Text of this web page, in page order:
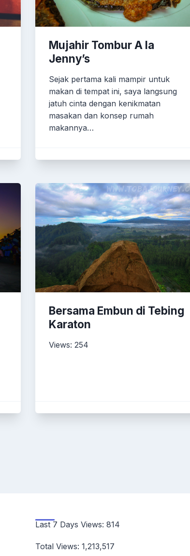
Mujahir Tombur A la
Jenny’s
Sejak pertama kali mampir untuk
makan di tempat ini, saya langsung
jatuh cinta dengan kenikmatan
masakan dan konsep rumah
makannya…
Bersama Embun di Tebing
Karaton
Views: 254
Last 7 Days Views: 814
Total Views: 1,213,517